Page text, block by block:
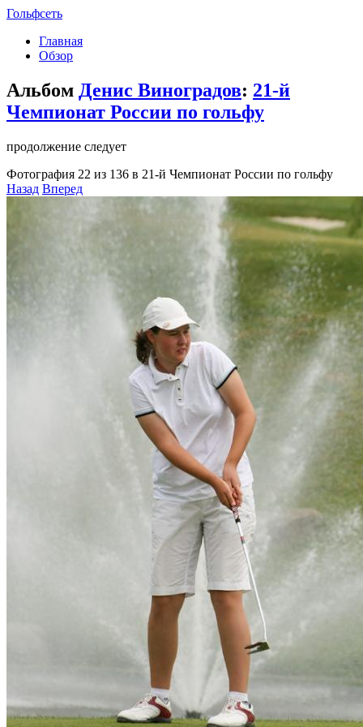
Гольфсеть
Главная
Обзор
Альбом Денис Виноградов: 21-й
Чемпионат России по гольфу
продолжение следует
Фотография 22 из 136 в 21-й Чемпионат России по гольфу
Назад Вперед